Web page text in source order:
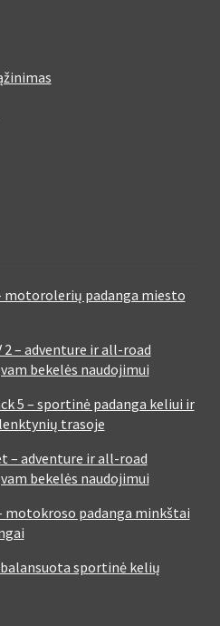
motorolerių padanga miesto
2 – adventure ir all-road
bekelės naudojimui
5 – sportinė padanga keliui ir
trasoje
– adventure ir all-road
bekelės naudojimui
motokroso padanga minkštai
sportinė kelių